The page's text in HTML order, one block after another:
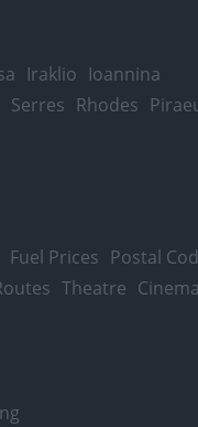
Iraklio Ioannina
Serres Rhodes
Fuel Prices Postal
Theatre